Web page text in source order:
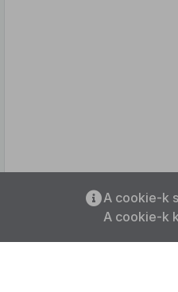
Az oldalmenübe visszatéréshez
ALT + S billentyűket.
A cookie-k
A cookie-k